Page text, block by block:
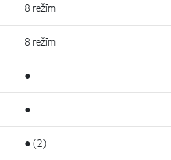
8 režīmi
8 režīmi
●
●
● (2)